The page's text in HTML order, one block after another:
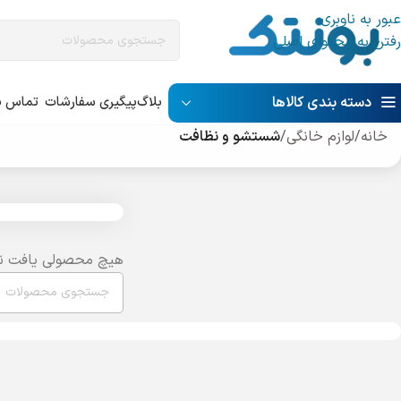
عبور به ناوبری
رفتن به محتوای اصلی
دسته بندی کالاها بلاگپیگیری سفارشات تماس
خانه/لوازم خانگی/شستشو و نظافت
هیچ محصولی یافت